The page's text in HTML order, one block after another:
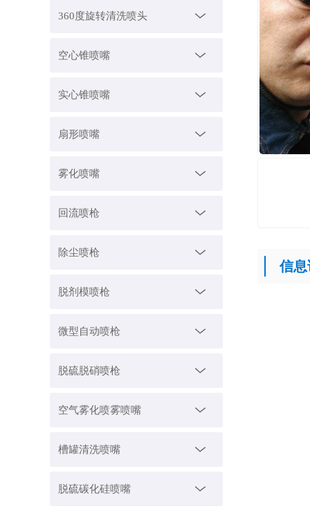
360度旋转清洗喷头
空心锥喷嘴
实心锥喷嘴
扇形喷嘴
雾化喷嘴
回流喷枪
除尘喷枪
脱剂模喷枪
微型自动喷枪
脱硫脱硝喷枪
空气雾化喷雾喷嘴
槽罐清洗喷嘴
脱硫碳化硅喷嘴
信